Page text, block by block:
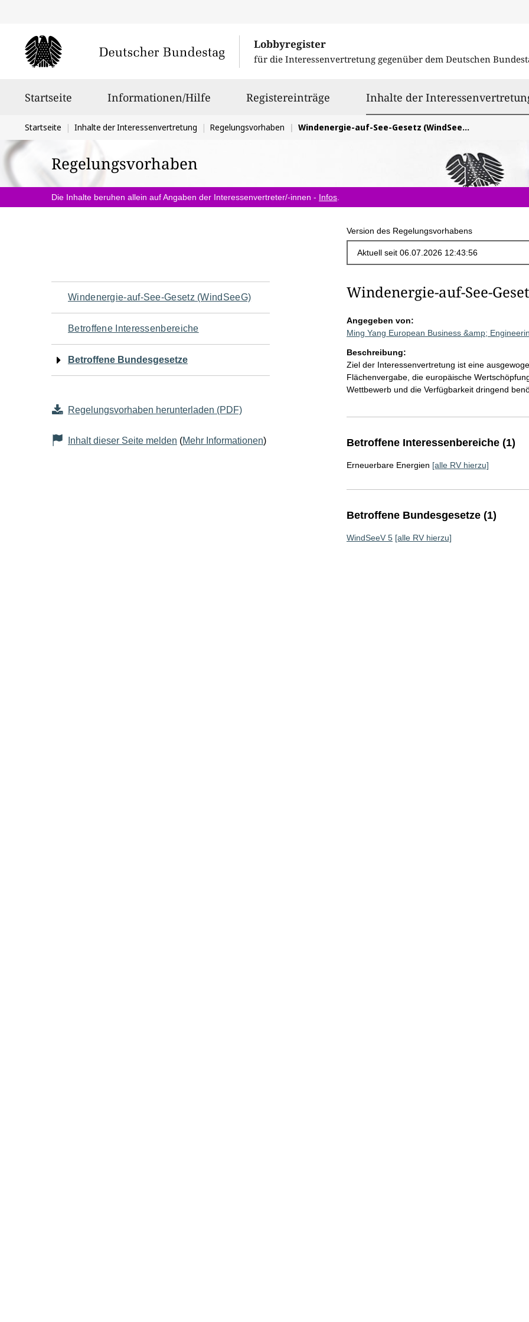
Lobbyregister
für die Interessenvertretung gegenüber dem Deutschen
Startseite Informationen/Hilfe Registereinträge Inhalte der
Sie
befinden
sich
hier:
Startseite Inhalte der Interessenvertretung Regelungsvorhaben Windenergie-auf-See-Gesetz (WindSeeG)
Regelungsvorhaben
Die Inhalte beruhen allein auf Angaben der Interessenvertreter/-innen - Infos
Version des Regelungsvorhabens
Navigation
für
den
Seiteninhalt
Windenergie-auf-See-Gesetz (WindSeeG)
Betroffene Interessenbereiche
Betroffene Bundesgesetze
Regelungsvorhaben herunterladen (PDF)
Inhalt dieser Seite melden (Mehr Informationen)
Windenergie-auf-See-
Angegeben von:
Ming Yang European Business &amp;
Beschreibung:
Ziel der Interessenvertretung ist eine
Flächenvergabe, die europäische
Wettbewerb und die Verfügbarkeit dringend
Betroffene Interessenbereiche (1)
Erneuerbare Energien [alle RV hierzu]
Betroffene Bundesgesetze (1)
WindSeeV 5 [alle RV hierzu]